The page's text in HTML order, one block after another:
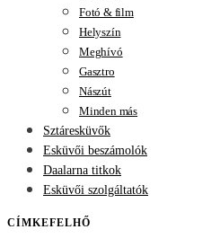
Fotó & film
Helyszín
Meghívó
Gasztro
Nászút
Minden más
Sztáresküvők
Esküvői beszámolók
Daalarna titkok
Esküvői szolgáltatók
CÍMKEFELHŐ